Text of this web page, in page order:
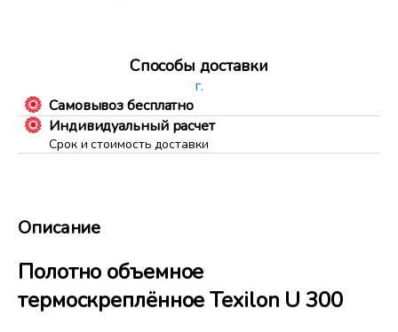
Способы доставки
г.
Самовывоз бесплатно
Индивидуальный расчет
Срок и стоимость доставки
Описание
Полотно объемное
термоскреплённое Texilon U 300